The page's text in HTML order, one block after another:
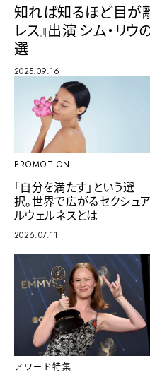
知れば知るほど目が
レス』出演 シム・リ
選
2025.09.16
PROMOTION
「自分を満たす」という選
択。世界で広がるセクシュア
ルウェルネスとは
2026.07.11
アワード特集